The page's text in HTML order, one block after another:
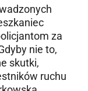
za
nie to,
skutki,
ruchu